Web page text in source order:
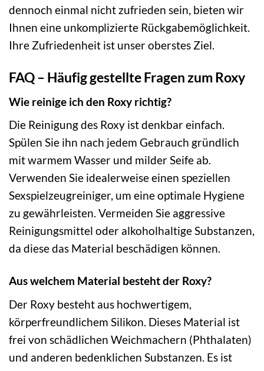
dennoch einmal nicht zufrieden sein, bieten wir
Ihnen eine unkomplizierte Rückgabemöglichkeit.
Ihre Zufriedenheit ist unser oberstes Ziel.
FAQ – Häufig gestellte Fragen zum Roxy
Wie reinige ich den Roxy richtig?
Die Reinigung des Roxy ist denkbar einfach.
Spülen Sie ihn nach jedem Gebrauch gründlich
mit warmem Wasser und milder Seife ab.
Verwenden Sie idealerweise einen speziellen
Sexspielzeugreiniger, um eine optimale Hygiene
zu gewährleisten. Vermeiden Sie aggressive
Reinigungsmittel oder alkoholhaltige Substanzen,
da diese das Material beschädigen können.
Aus welchem Material besteht der Roxy?
Der Roxy besteht aus hochwertigem,
körperfreundlichem Silikon. Dieses Material ist
frei von schädlichen Weichmachern (Phthalaten)
und anderen bedenklichen Substanzen. Es ist